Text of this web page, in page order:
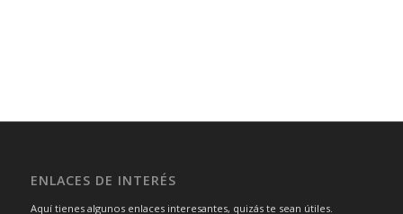
ENLACES DE INTERÉS
Aquí tienes algunos enlaces interesantes, quizás te sean útiles.